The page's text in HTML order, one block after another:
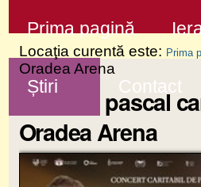
la
conţinut
Sari
la
navigare
Prima pagină
Știri Contact
Locaţia curentă este: Prima
Oradea Arena
Concert pascal
Oradea Arena